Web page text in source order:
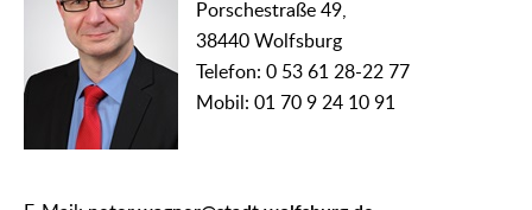
Porschestraße 49,
38440 Wolfsburg
Telefon: 0 53 61 28-22 77
Mobil: 01 70 9 24 10 91